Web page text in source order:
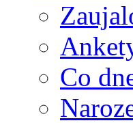
Co